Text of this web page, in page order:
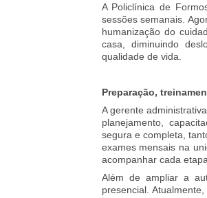
A Policlínica de
sessões semanais.
humanização do
casa, diminuindo
qualidade de vida.
Preparação,
A gerente
planejamento,
segura e completa,
exames mensais na
acompanhar cada
Além de ampliar a
presencial.